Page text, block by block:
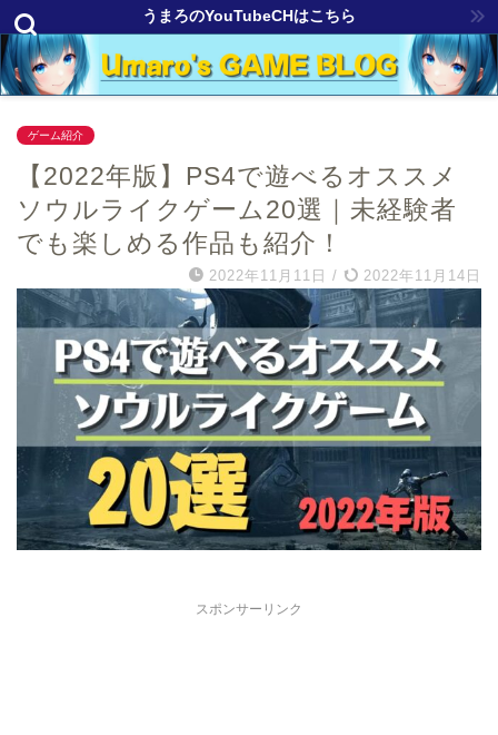
うまろのYouTubeCHはこちら
ゲーム紹介
【2022年版】PS4で遊べるオススメ
ソウルライクゲーム20選｜未経験者
でも楽しめる作品も紹介！
2022年11月11日 / 2022年11月14日
スポンサーリンク